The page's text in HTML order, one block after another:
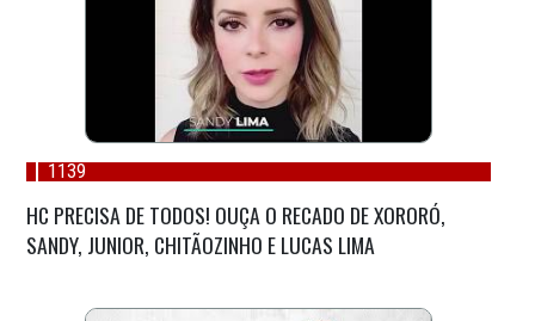
1139
HC PRECISA DE TODOS! OUÇA O RECADO DE XORORÓ,
SANDY, JUNIOR, CHITÃOZINHO E LUCAS LIMA